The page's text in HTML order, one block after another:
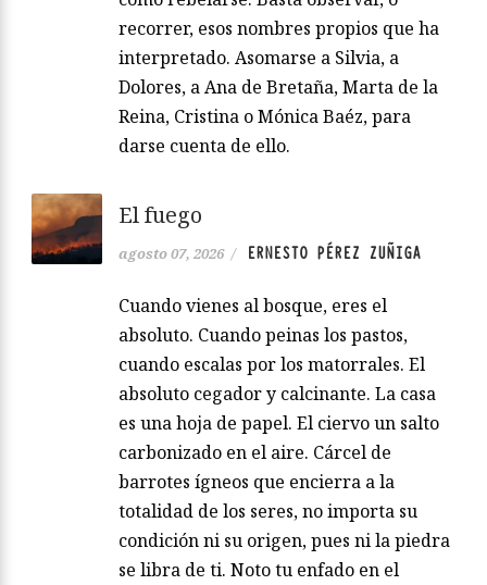
recorrer, esos nombres propios que ha
interpretado. Asomarse a Silvia, a
Dolores, a Ana de Bretaña, Marta de la
Reina, Cristina o Mónica Baéz, para
darse cuenta de ello.
El fuego
agosto 07, 2026 / ERNESTO PÉREZ ZUÑIGA
Cuando vienes al bosque, eres el
absoluto. Cuando peinas los pastos,
cuando escalas por los matorrales. El
absoluto cegador y calcinante. La casa
es una hoja de papel. El ciervo un salto
carbonizado en el aire. Cárcel de
barrotes ígneos que encierra a la
totalidad de los seres, no importa su
condición ni su origen, pues ni la piedra
se libra de ti. Noto tu enfado en el